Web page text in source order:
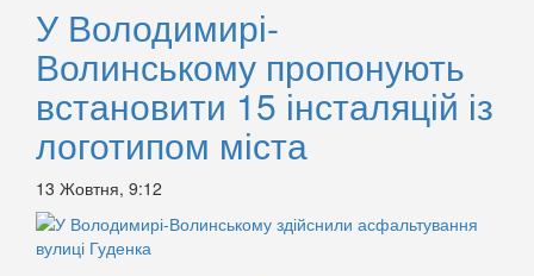
У Володимирі-
Волинському пропонують
встановити 15 інсталяцій із
логотипом міста
13 Жовтня, 9:12